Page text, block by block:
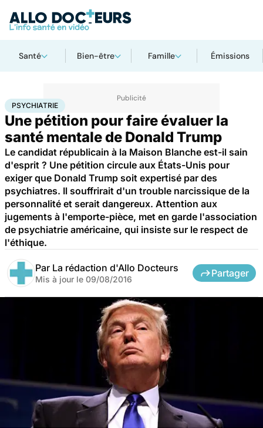
Santé Bien-être Famille Émissions
AccueilBien-être Psychiatrie
PSYCHIATRIE
Une pétition pour faire évaluer la
santé mentale de Donald Trump
Le candidat républicain à la Maison Blanche est-il sain
d'esprit ? Une pétition circule aux États-Unis pour
exiger que Donald Trump soit expertisé par des
psychiatres. Il souffrirait d'un trouble narcissique de la
personnalité et serait dangereux. Attention aux
jugements à l'emporte-pièce, met en garde l'association
de psychiatrie américaine, qui insiste sur le respect de
l'éthique.
Par La rédaction d'Allo Docteurs
Mis à jour le 09/08/2016
Partager